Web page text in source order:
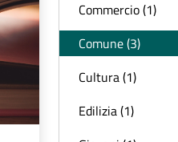
Commercio (1)
Comune (3)
Cultura (1)
Edilizia (1)